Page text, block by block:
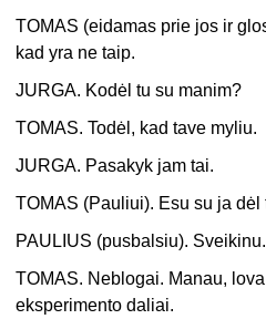
TOMAS (eidamas prie jos ir
kad yra ne taip.
JURGA. Kodėl tu su manim?
TOMAS. Todėl, kad tave myliu.
JURGA. Pasakyk jam tai.
TOMAS (Pauliui). Esu su ja dėl
PAULIUS (pusbalsiu).
TOMAS. Neblogai. Manau,
eksperimento daliai.